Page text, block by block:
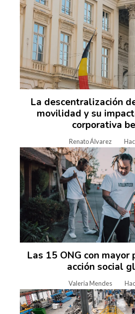
La descentralización
movilidad y su
corporativa
Renato Álvarez
Las 15 ONG con mayor
acción social
Valeria Mendes